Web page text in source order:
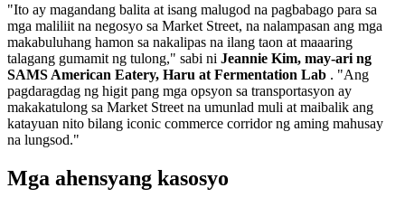
"Ito ay magandang balita at isang malugod na pagbabago para sa
mga maliliit na negosyo sa Market Street, na nalampasan ang mga
makabuluhang hamon sa nakalipas na ilang taon at maaaring
talagang gumamit ng tulong," sabi ni Jeannie Kim, may-ari ng
SAMS American Eatery, Haru at Fermentation Lab . "Ang
pagdaragdag ng higit pang mga opsyon sa transportasyon ay
makakatulong sa Market Street na umunlad muli at maibalik ang
katayuan nito bilang iconic commerce corridor ng aming mahusay
na lungsod."
Mga ahensyang kasosyo